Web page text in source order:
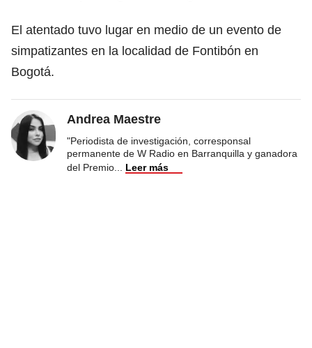
El atentado tuvo lugar en medio de un evento de
simpatizantes en la localidad de Fontibón en
Bogotá.
Andrea Maestre
"Periodista de investigación, corresponsal
permanente de W Radio en Barranquilla y ganadora
del Premio
Leer más